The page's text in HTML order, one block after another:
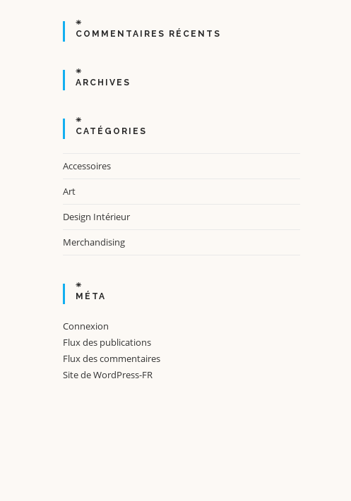
COMMENTAIRES RÉCENTS
ARCHIVES
CATÉGORIES
Accessoires
Art
Design Intérieur
Merchandising
MÉTA
Connexion
Flux des publications
Flux des commentaires
Site de WordPress-FR